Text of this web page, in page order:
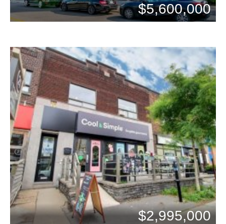
Chambres: 0
Bains: 0
$5,600,000
$2,995,000